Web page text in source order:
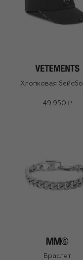
Хлопковая
49 950 ₽
Браслет